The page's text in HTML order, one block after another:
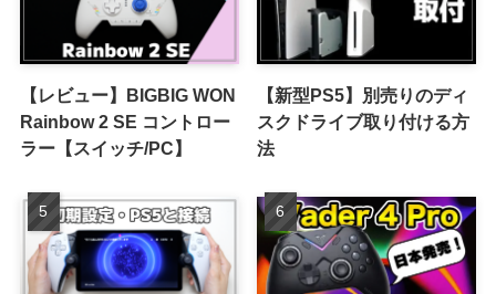
【レビュー】BIGBIG WON
Rainbow 2 SE コントロー
ラー【スイッチ/PC】
【新型PS5】別売りのディ
スクドライブ取り付ける方
法